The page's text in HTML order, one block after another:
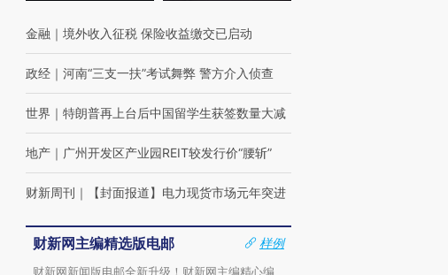
金融 ｜ 境外收入征税 保险收益缴交已启动
政经 ｜ 河南“三支一扶”考试舞弊 警方介入侦查
世界 ｜ 特朗普再上台后中国留学生获签数量大减
地产 ｜ 广州开发区产业园REIT较发行价“腰斩”
财新周刊 ｜ 【封面报道】电力现货市场元年突进
财新网主编精选版电邮
样例
财新网新闻版电邮全新升级！财新网主编精心编